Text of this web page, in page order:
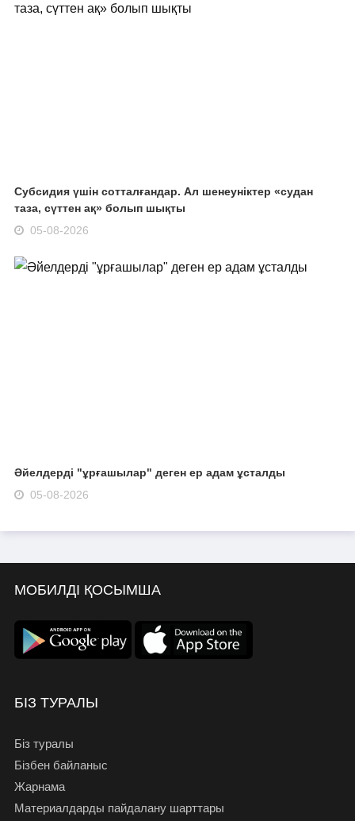
Субсидия үшін сотталғандар. Ал шенеуніктер «судан
таза, сүттен ақ» болып шықты
05-08-2026
Әйелдерді "ұрғашылар" деген ер адам ұсталды
05-08-2026
МОБИЛДІ ҚОСЫМША
БІЗ ТУРАЛЫ
Біз туралы
Бізбен байланыс
Жарнама
Материалдарды пайдалану шарттары